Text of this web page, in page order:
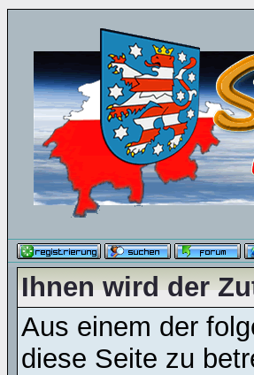
Ihnen wird der
Aus einem der
diese Seite zu